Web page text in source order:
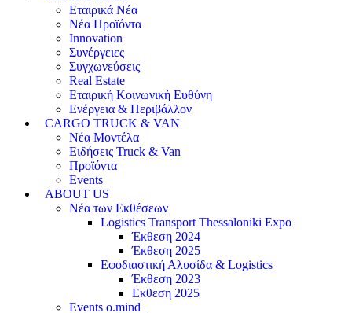
Εταιρικά Νέα
Νέα Προϊόντα
Innovation
Συνέργειες
Συγχωνεύσεις
Real Estate
Εταιρική Κοινωνική Ευθύνη
Ενέργεια & Περιβάλλον
CARGO TRUCK & VAN
Νέα Μοντέλα
Ειδήσεις Truck & Van
Προϊόντα
Events
ABOUT US
Νέα των Εκθέσεων
Logistics Transport Thessaloniki Expo
Έκθεση 2024
Έκθεση 2025
Εφοδιαστική Αλυσίδα & Logistics
Έκθεση 2023
Εκθεση 2025
Events o.mind